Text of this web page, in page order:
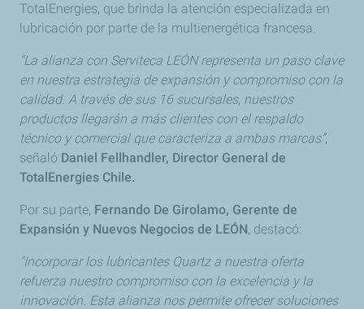
TotalEnergies, que brinda la atención especializada en
lubricación por parte de la multienergética francesa.
“La alianza con Serviteca LEÓN representa un paso clave
en nuestra estrategia de expansión y compromiso con la
calidad. A través de sus 16 sucursales, nuestros
productos llegarán a más clientes con el respaldo
técnico y comercial que caracteriza a ambas marcas”,
señaló Daniel Fellhandler, Director General de
TotalEnergies Chile.
Por su parte, Fernando De Girolamo, Gerente de
Expansión y Nuevos Negocios de LEÓN, destacó:
“Incorporar los lubricantes Quartz a nuestra oferta
refuerza nuestro compromiso con la excelencia y la
innovación. Esta alianza nos permite ofrecer soluciones